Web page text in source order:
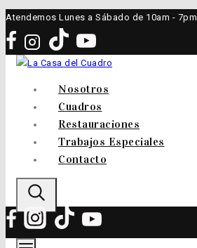
Saltar
al
contenido
Atendemos Lunes a Sábado de 10am - 7pm
Nosotros
Cuadros
Restauraciones
Trabajos Especiales
Contacto